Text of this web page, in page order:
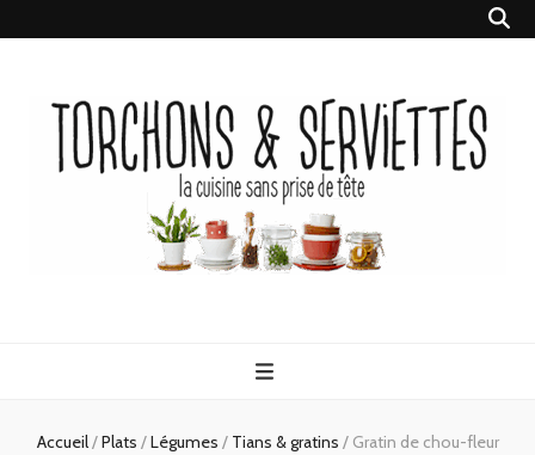
Serviettes
Accueil/Plats /Légumes / Tians & gratins / Gratin de chou-fleur